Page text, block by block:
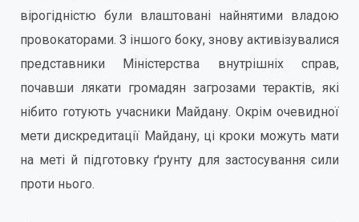
вірогідністю були влаштовані найнятими владою
провокаторами. З іншого боку, знову активізувалися
представники Міністерства внутрішніх справ,
почавши лякати громадян загрозами терактів, які
нібито готують учасники Майдану. Окрім очевидної
мети дискредитації Майдану, ці кроки можуть мати
на меті й підготовку ґрунту для застосування сили
проти нього.